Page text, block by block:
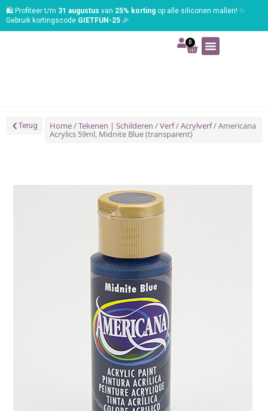
🛍️ Profiteer t/m 31 augustus van 25% korting op alle siliconen mallen! ✨
Gebruik kortingscode GIETFUN-25 🎉
0
Terug Home/Tekenen | Schilderen /Verf/Acrylverf/ Americana
Acrylics 59ml, Midnite Blue (transparent)